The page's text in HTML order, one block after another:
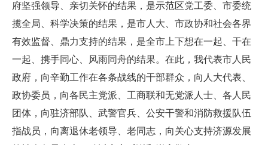
府坚强领导、亲切关怀的结果，是示范区党工委、市委统
揽全局、科学决策的结果，是市人大、市政协和社会各界
有效监督、鼎力支持的结果，是全市上下想在一起、干在
一起、携手同心、风雨同舟的结果。在此，我代表市人民
政府，向辛勤工作在各条战线的干部群众，向人大代表、
政协委员，向各民主党派、工商联和无党派人士、各人民
团体，向驻济部队、武警官兵、公安干警和消防救援队伍
指战员，向离退休老领导、老同志，向关心支持济源发展